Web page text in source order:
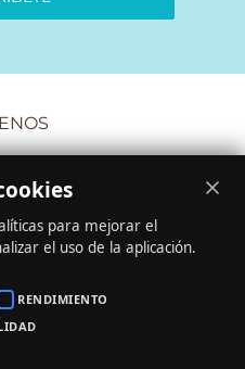
·
LEGAL
para mejorar el
el uso de la aplicación.
RENDIMIENTO